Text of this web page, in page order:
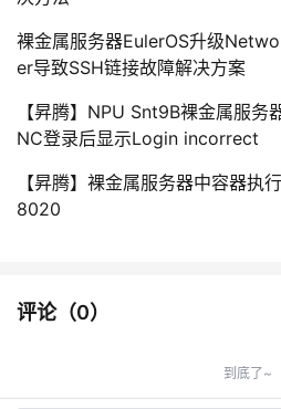
裸金属服务器EulerOS升级
er导致SSH链接故障解决方案
【昇腾】NPU Snt9B裸金属服务
NC登录后显示Login incorrect
【昇腾】裸金属服务器中容器执
8020
评论（0）
到底了~